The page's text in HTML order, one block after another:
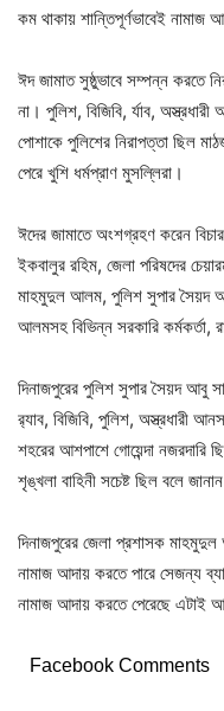
কম থাকায় শান্তিপূর্ণভাবেই নামাজ
ঈদ জামাত সুষ্ঠুভাবে সম্পন্ন করতে
না। পুলিশ, বিজিবি, র্যাব,
পোশাকে পুলিশের নিরাপত্তা ছিল
পেরে খুশি ধর্মপ্রাণ মুসল্লিরা।
ঈদের জামাতে অংশগ্রহণ করেন
ইকবালুর রহিম, জেলা পরিষদের
মাহমুদুল আলম, পুলিশ সুপার সৈয়দ আবু
আলমসহ বিভিন্ন সরকারি কর্মকর্তা,
দিনাজপুরের পুলিশ সুপার সৈয়দ আবু
র‍্যাব, বিজিবি, পুলিশ, অস্ত্রধারী
শহরের আশপাশে গোয়েন্দা নজরদারি
শৃঙ্খলা বাহিনী সচেষ্ট ছিল বলে
দিনাজপুরের জেলা প্রশাসক মাহমুদুল
নামাজ আদায় করতে পারে সেজন্য
নামাজ আদায় করতে পেরেছে এটাই
Facebook Comments